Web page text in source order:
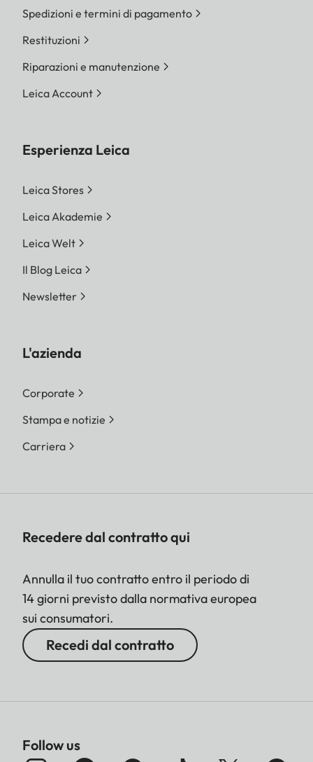
Spedizioni e termini di pagamento
Restituzioni
Riparazioni e manutenzione
Leica Account
Esperienza Leica
Leica Stores
Leica Akademie
Leica Welt
Il Blog Leica
Newsletter
L'azienda
Corporate
Stampa e notizie
Carriera
Recedere dal contratto qui
Annulla il tuo contratto entro il periodo di
14 giorni previsto dalla normativa europea
sui consumatori.
Recedi dal contratto
Follow us